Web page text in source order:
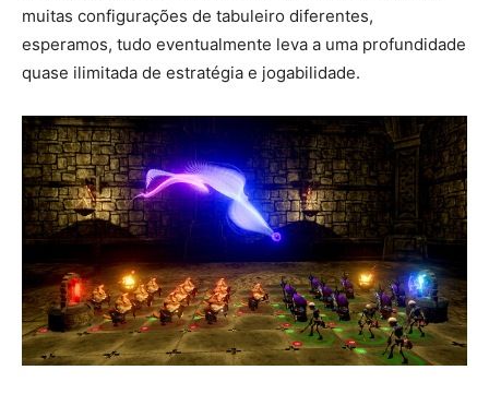
muitas configurações de tabuleiro diferentes,
esperamos, tudo eventualmente leva a uma profundidade
quase ilimitada de estratégia e jogabilidade.